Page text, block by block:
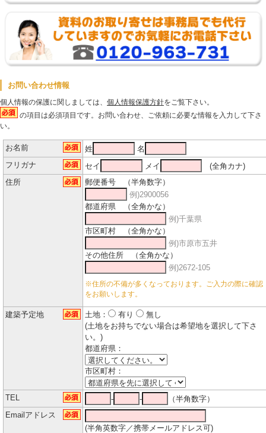
お問い合わせ情報
個人情報の保護に関しましては、 個人情報保護方針をご覧下さい。
の項目は必須項目です。お問い合わせ、ご依頼に必要な情報を入力して下さ
い。
お名前 姓
名
フリガナ
セイ メイ
(全角カナ)
住所
郵便番号 （半角数字）
例)2900056
都道府県 （全角かな）
例)千葉県
市区町村 （全角かな）
例)市原市五井
その他住所 （全角かな）
例)2672-105
※住所の不備が多くなっております。ご入力の際に確認
をお願いします。
建築予定地 土地： 有り
無し
(土地をお持ちでない場合は希望地を選択して下さ
い。)
都道府県：
市区町村：
TEL - -
（半角数字）
Emailアドレス
(半角英数字／携帯メールアドレス可)